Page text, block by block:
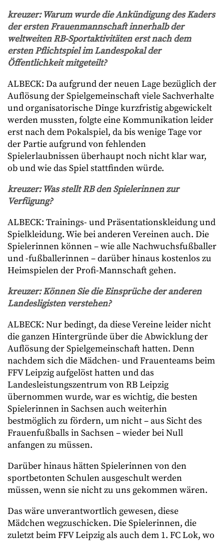
kreuzer: Warum wurde die Ankündigung des Kaders
der ersten Frauenmannschaft innerhalb der
weltweiten RB-Sportaktivitäten erst nach dem
ersten Pflichtspiel im Landespokal der
Öffentlichkeit mitgeteilt?
ALBECK: Da aufgrund der neuen Lage bezüglich der
Auflösung der Spielgemeinschaft viele Sachverhalte
und organisatorische Dinge kurzfristig abgewickelt
werden mussten, folgte eine Kommunikation leider
erst nach dem Pokalspiel, da bis wenige Tage vor
der Partie aufgrund von fehlenden
Spielerlaubnissen überhaupt noch nicht klar war,
ob und wie das Spiel stattfinden würde.
kreuzer: Was stellt RB den Spielerinnen zur
Verfügung?
ALBECK: Trainings- und Präsentationskleidung und
Spielkleidung. Wie bei anderen Vereinen auch. Die
Spielerinnen können – wie alle Nachwuchsfußballer
und -fußballerinnen – darüber hinaus kostenlos zu
Heimspielen der Profi-Mannschaft gehen.
kreuzer: Können Sie die Einsprüche der anderen
Landesligisten verstehen?
ALBECK: Nur bedingt, da diese Vereine leider nicht
die ganzen Hintergründe über die Abwicklung der
Auflösung der Spielgemeinschaft hatten. Denn
nachdem sich die Mädchen- und Frauenteams beim
FFV Leipzig aufgelöst hatten und das
Landesleistungszentrum von RB Leipzig
übernommen wurde, war es wichtig, die besten
Spielerinnen in Sachsen auch weiterhin
bestmöglich zu fördern, um nicht – aus Sicht des
Frauenfußballs in Sachsen – wieder bei Null
anfangen zu müssen.
Darüber hinaus hätten Spielerinnen von den
sportbetonten Schulen ausgeschult werden
müssen, wenn sie nicht zu uns gekommen wären.
Das wäre unverantwortlich gewesen, diese
Mädchen wegzuschicken. Die Spielerinnen, die
zuletzt beim FFV Leipzig als auch dem 1. FC Lok, wo